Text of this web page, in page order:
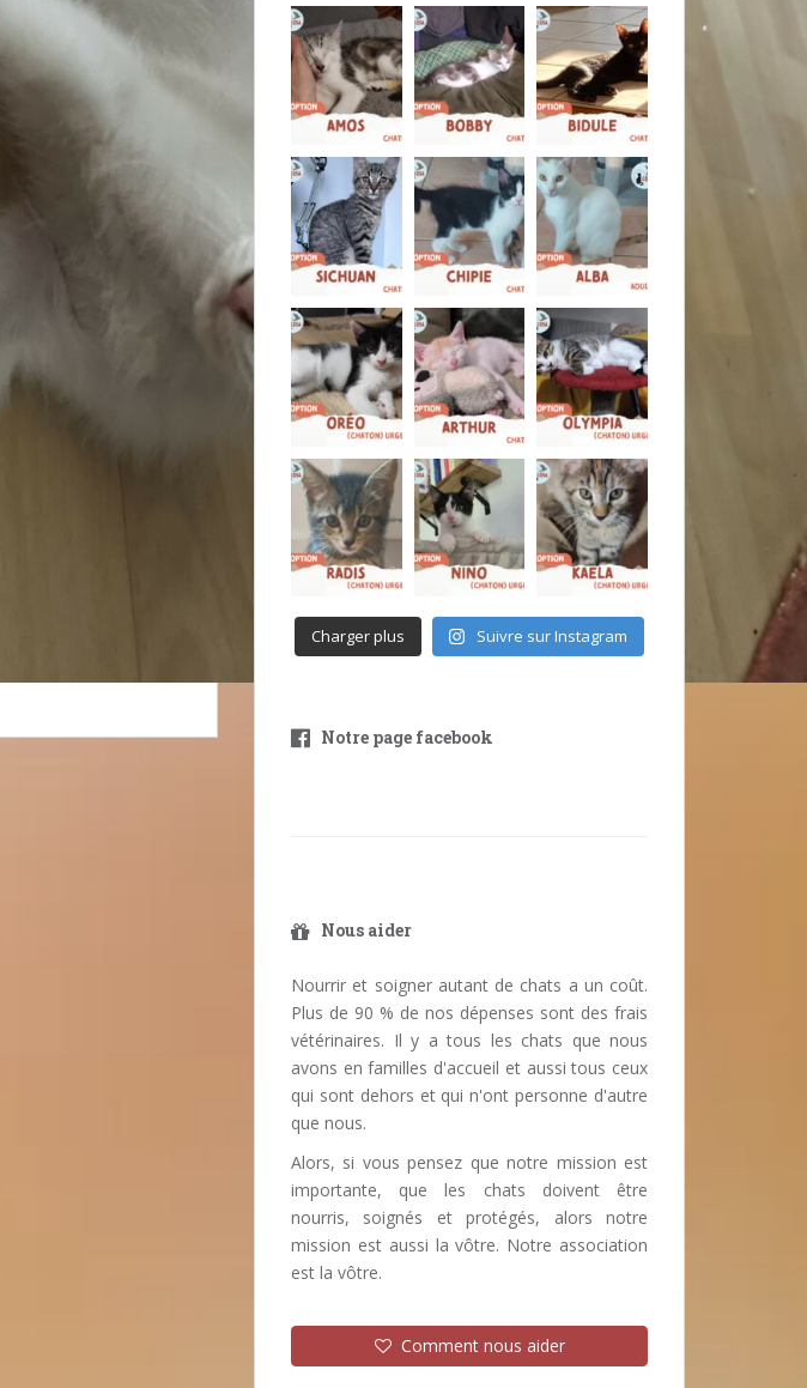
Charger plus Suivre sur Instagram
Notre page facebook
Nous aider
Nourrir et soigner autant de chats a un coût.
Plus de 90 % de nos dépenses sont des frais
vétérinaires. Il y a tous les chats que nous
avons en familles d'accueil et aussi tous ceux
qui sont dehors et qui n'ont personne d'autre
que nous.
Alors, si vous pensez que notre mission est
importante, que les chats doivent être
nourris, soignés et protégés, alors notre
mission est aussi la vôtre. Notre association
est la vôtre.
Comment nous aider